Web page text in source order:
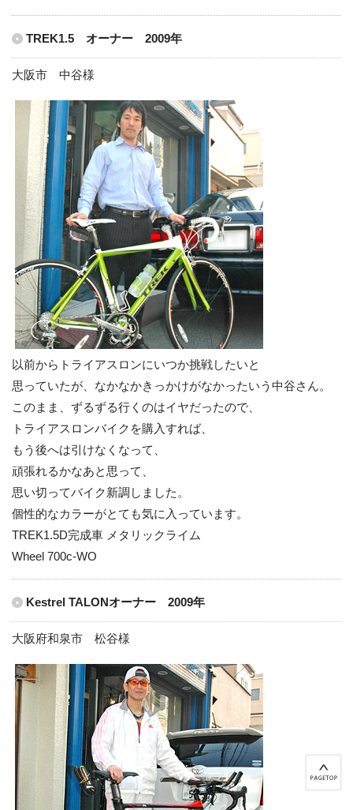
TREK1.5 オーナー 2009年
大阪市 中谷様
以前からトライアスロンにいつか挑戦したいと
思っていたが、なかなかきっかけがなかったいう中谷さん。
このまま、ずるずる行くのはイヤだったので、
トライアスロンバイクを購入すれば、
もう後へは引けなくなって、
頑張れるかなあと思って、
思い切ってバイク新調しました。
個性的なカラーがとても気に入っています。
TREK1.5D完成車 メタリックライム
Wheel 700c-WO
Kestrel TALONオーナー 2009年
大阪府和泉市 松谷様